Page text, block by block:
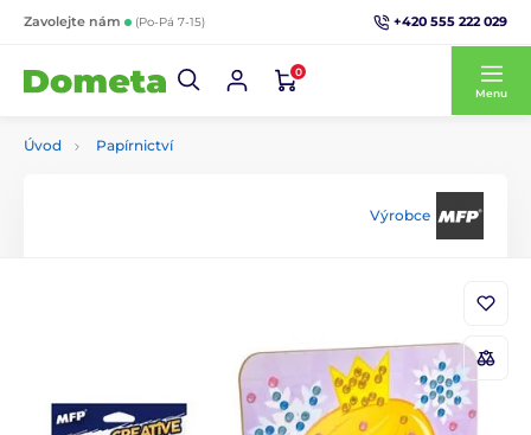
Zavolejte nám (Po-Pá 7-15) +420 555 222 029
0
Menu
Úvod Papírnictví
Výrobce